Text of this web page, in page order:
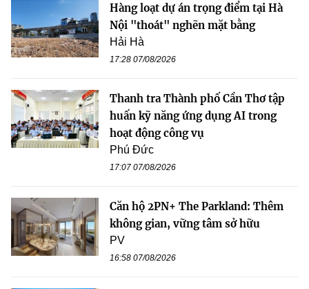
Hàng loạt dự án trọng điểm tại Hà
Nội "thoát" nghẽn mặt bằng
Hải Hà
17:28 07/08/2026
Thanh tra Thành phố Cần Thơ tập
huấn kỹ năng ứng dụng AI trong
hoạt động công vụ
Phú Đức
17:07 07/08/2026
Căn hộ 2PN+ The Parkland: Thêm
không gian, vững tâm sở hữu
PV
16:58 07/08/2026